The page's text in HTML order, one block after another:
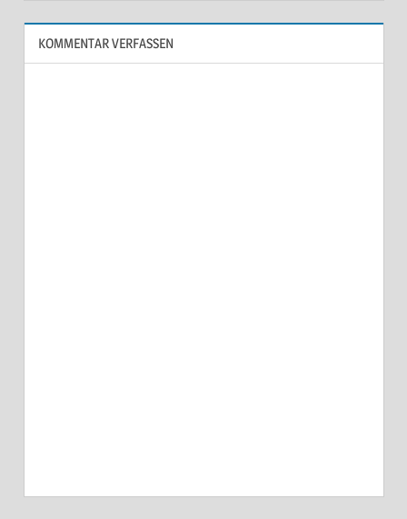
KOMMENTAR VERFASSEN